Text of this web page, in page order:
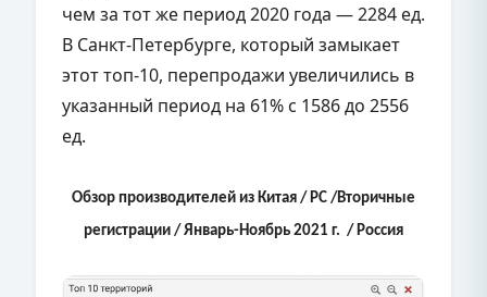
чем за тот же период 2020 года — 2284 ед.
В Санкт-Петербурге, который замыкает
этот топ-10, перепродажи увеличились в
указанный период на 61% с 1586 до 2556
ед.
Обзор производителей из Китая / РС /Вторичные
регистрации / Январь-Ноябрь 2021 г. / Россия